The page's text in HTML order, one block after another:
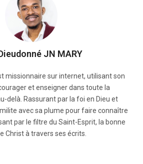
JN MARY
missionnaire sur internet, utilisant son
et enseigner dans toute la
delà. Rassurant par la foi en Dieu et
avec sa plume pour faire connaître
par le filtre du Saint-Esprit, la bonne
Christ à travers ses écrits.